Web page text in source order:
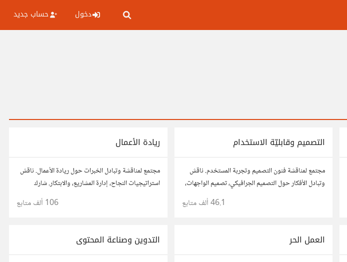
دخول حساب جديد
التصميم وقابليّة الاستخدام
مجتمع لمناقشة فنون التصميم وتجربة المستخدم. ناقش
وتبادل الأفكار حول التصميم الجرافيكي، تصميم الواجهات،
وقابلية الاستخدام. شارك أفكارك وأسئلتك، وتواصل مع
مصممين ومتخصصين في تحسين تجربة المستخدم.
46.1 ألف متابع
ريادة الأعمال
مجتمع لمناقشة وتبادل الخبرات حول ريادة الأعمال. ناقش
استراتيجيات النجاح، إدارة المشاريع، والابتكار. شارك
أفكارك، قصص نجاحك، وأسئلتك، وتواصل مع رواد أعمال
106 ألف متابع
العمل الحر التدوين وصناعة المحتوى